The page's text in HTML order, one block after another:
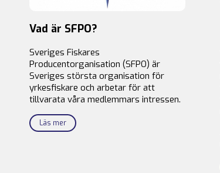
Vad är SFPO?
Sveriges Fiskares
Producentorganisation (SFPO) är
Sveriges största organisation för
yrkesfiskare och arbetar för att
tillvarata våra medlemmars intressen.
Läs mer